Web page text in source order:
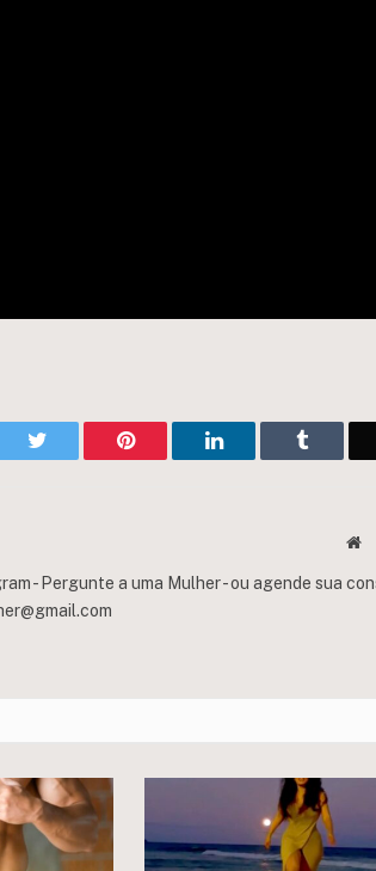
Twitter Pinterest LinkedIn Tumblr
- Pergunte a uma Mulher - ou agende sua